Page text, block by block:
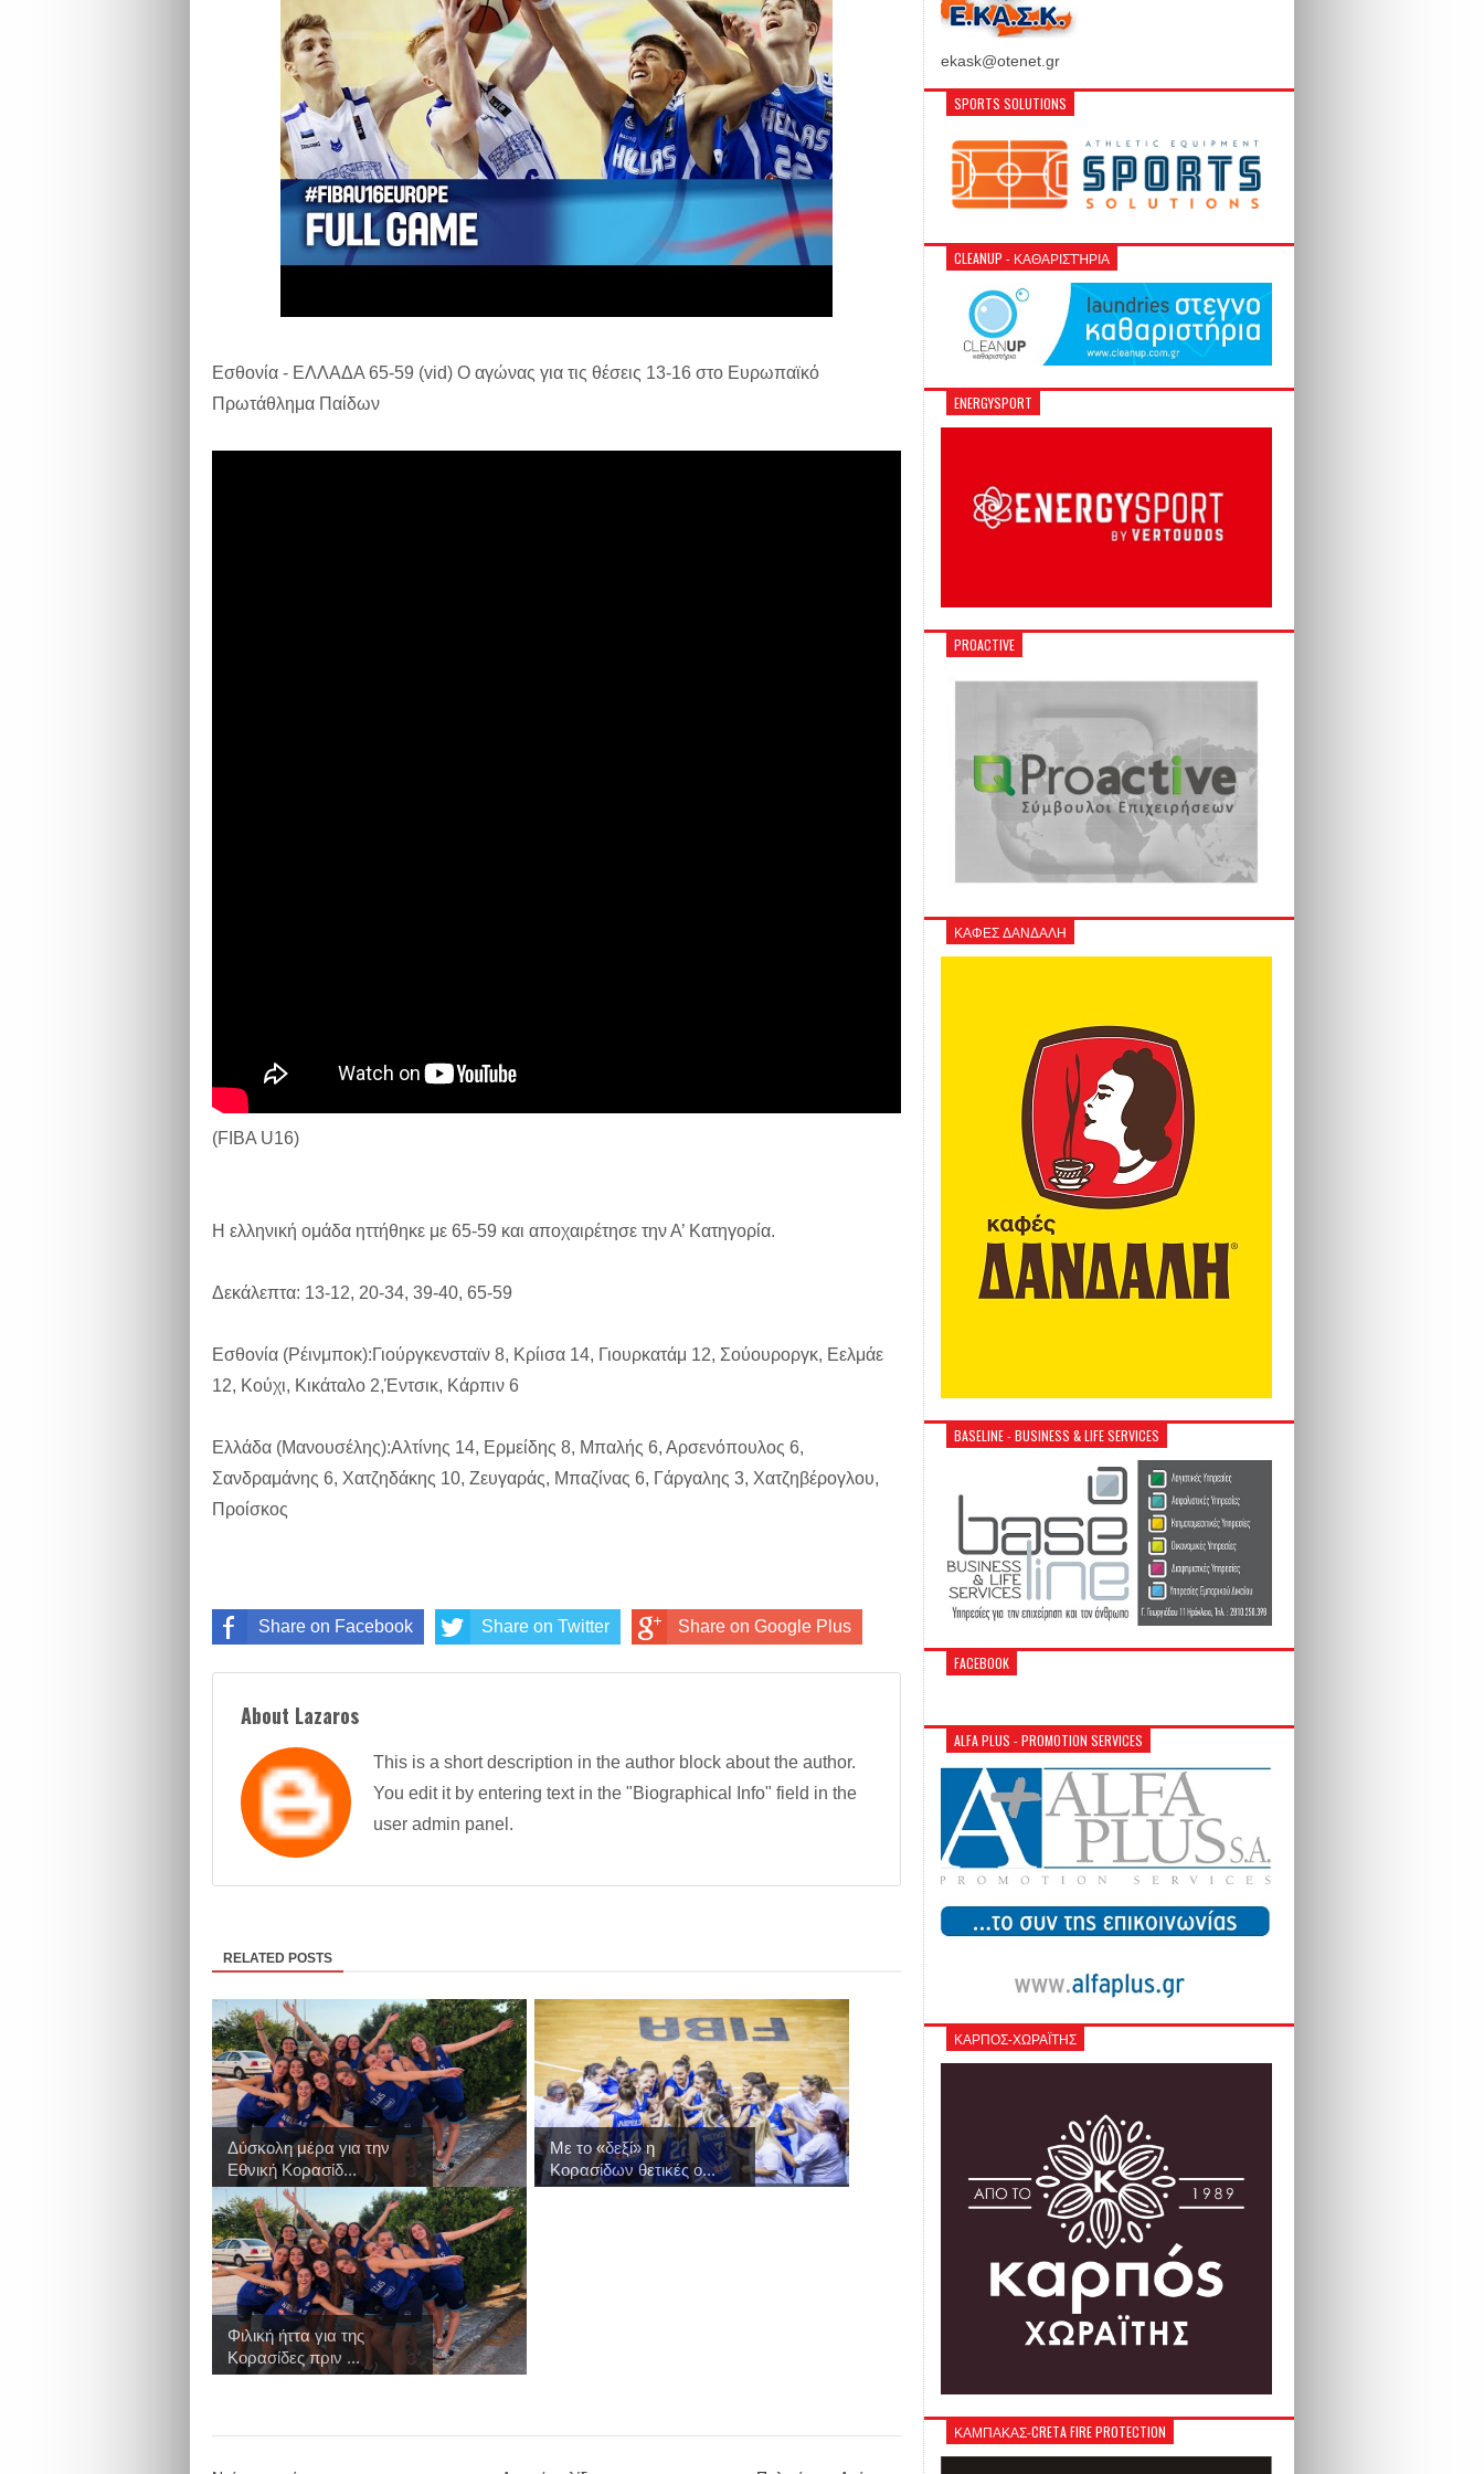
Εσθονία - ΕΛΛΑΔΑ 65-59 (vid) O αγώνας για τις θέσεις 13-16 στο Ευρωπαϊκό
Πρωτάθλημα Παίδων
(FIBA U16)
H ελληνική ομάδα ηττήθηκε με 65-59 και αποχαιρέτησε την Α’ Κατηγορία.
Δεκάλεπτα: 13-12, 20-34, 39-40, 65-59
Εσθονία (Ρέινμποκ):Γιούργκενσταϊν 8, Κρίισα 14, Γιουρκατάμ 12, Σούουροργκ, Εελμάε
12, Κούχι, Κικάταλο 2,Έντσικ, Κάρπιν 6
Ελλάδα (Μανουσέλης):Αλτίνης 14, Ερμείδης 8, Μπαλής 6, Αρσενόπουλος 6,
Σανδραμάνης 6, Χατζηδάκης 10, Ζευγαράς, Μπαζίνας 6, Γάργαλης 3, Χατζηβέρογλου,
Προίσκος
Share on Facebook Share on Twitter Share on Google Plus
About Lazaros
This is a short description in the author block about the author.
You edit it by entering text in the "Biographical Info" field in the
user admin panel.
RELATED POSTS
Δύσκολη μέρα για την
Εθνική Κορασίδ...
Με το «δεξί» η
Κορασίδων θετικές ο...
Φιλική ήττα για της
Κορασίδες πριν ...
ekask@otenet.gr
SPORTS SOLUTIONS
CLEANUP - ΚΑΘΑΡΙΣΤΉΡΙΑ
ENERGYSPORT
PROACTIVE
ΚΑΦΕΣ ΔΑΝΔΑΛΗ
BASELINE - BUSINESS & LIFE SERVICES
FACEBOOK
ALFA PLUS - PROMOTION SERVICES
ΚΑΡΠΟΣ-ΧΩΡΑΪΤΗΣ
ΚΑΜΠΑΚΑΣ-CRETA FIRE PROTECTION